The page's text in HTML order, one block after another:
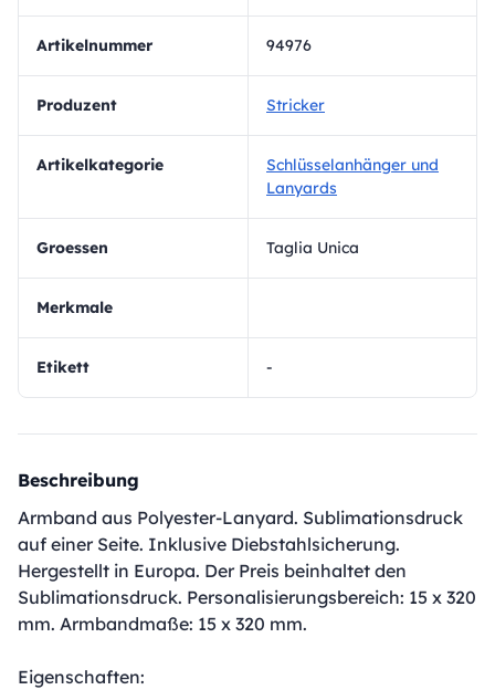
Artikelnummer 94976
Produzent Stricker
Artikelkategorie
Schlüsselanhänger und
Lanyards
Groessen Taglia Unica
Merkmale
Etikett -
Beschreibung
Armband aus Polyester-Lanyard. Sublimationsdruck
auf einer Seite. Inklusive Diebstahlsicherung.
Hergestellt in Europa. Der Preis beinhaltet den
Sublimationsdruck. Personalisierungsbereich: 15 x 320
mm. Armbandmaße: 15 x 320 mm.
Eigenschaften: